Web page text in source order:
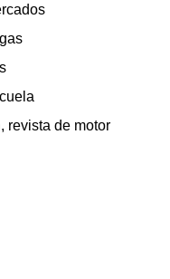
revista de motor